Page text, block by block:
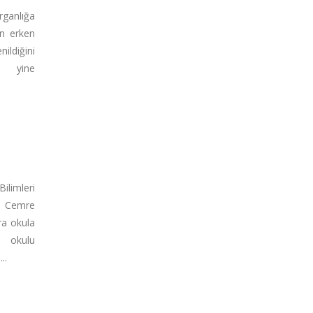
erken
yine
okula
okulu